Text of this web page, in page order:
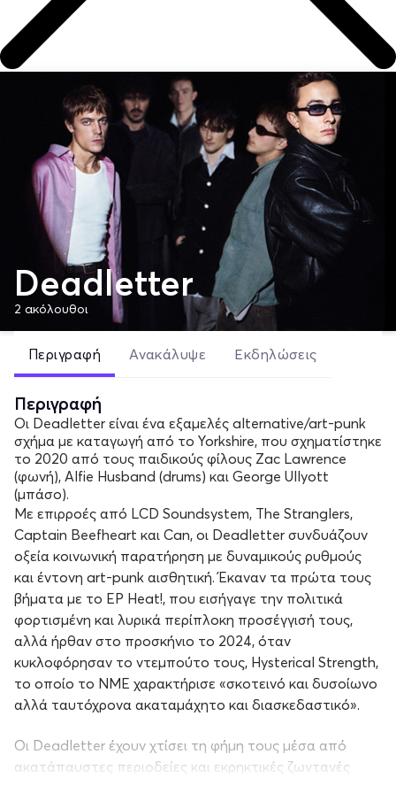
Deadletter
2 ακόλουθοι
Περιγραφή Ανακάλυψε Εκδηλώσεις
Περιγραφή
Οι Deadletter είναι ένα εξαμελές alternative/art-punk
σχήμα με καταγωγή από το Yorkshire, που σχηματίστηκε
το 2020 από τους παιδικούς φίλους Zac Lawrence
(φωνή), Alfie Husband (drums) και George Ullyott
(μπάσο).
Με επιρροές από LCD Soundsystem, The Stranglers,
Captain Beefheart και Can, οι Deadletter συνδυάζουν
οξεία κοινωνική παρατήρηση με δυναμικούς ρυθμούς
και έντονη art-punk αισθητική. Έκαναν τα πρώτα τους
βήματα με το EP Heat!, που εισήγαγε την πολιτικά
φορτισμένη και λυρικά περίπλοκη προσέγγισή τους,
αλλά ήρθαν στο προσκήνιο το 2024, όταν
κυκλοφόρησαν το ντεμπούτο τους, Hysterical Strength,
το οποίο το NME χαρακτήρισε «σκοτεινό και δυσοίωνο
αλλά ταυτόχρονα ακαταμάχητο και διασκεδαστικό».
Οι Deadletter έχουν χτίσει τη φήμη τους μέσα από
ακατάπαυστες περιοδείες και εκρηκτικές ζωντανές